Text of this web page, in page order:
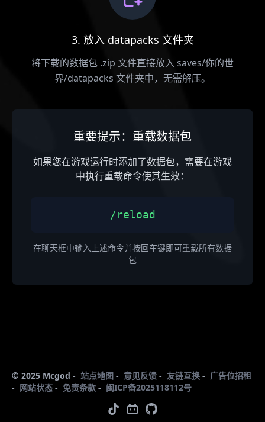
3. 放入 datapacks 文件夹
将下载的数据包 .zip 文件直接放入 saves/你的世
界/datapacks 文件夹中，无需解压。
重要提示：重载数据包
如果您在游戏运行时添加了数据包，需要在游戏
中执行重载命令使其生效：
/reload
在聊天框中输入上述命令并按回车键即可重载所有数据
包
© 2025 Mcgod - 站点地图 - 意见反馈 - 友链互换 - 广告位招租
- 网站状态 - 免责条款 - 闽ICP备2025118112号